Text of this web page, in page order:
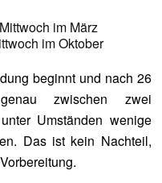
im März
im Oktober
beginnt und nach 26
zwischen zwei
Umständen wenige
Das ist kein Nachteil,